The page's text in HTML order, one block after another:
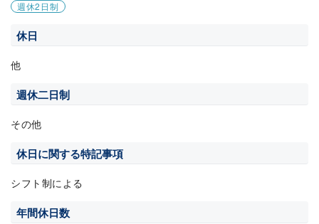
週休2日制
休日
他
週休二日制
その他
休日に関する特記事項
シフト制による
年間休日数